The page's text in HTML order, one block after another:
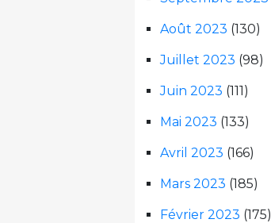
Août 2023 (130)
Juillet 2023 (98)
Juin 2023 (111)
Mai 2023 (133)
Avril 2023 (166)
Mars 2023 (185)
Février 2023 (175)